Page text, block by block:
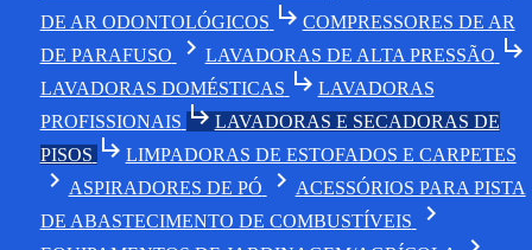
DE AR ODONTOLÓGICOS subdirectory_arrow_right COMPRESSORES DE AR
DE PARAFUSO
chevron_right LAVADORAS DE ALTA PRESSÃO subdirectory_arrow_right
LAVADORAS DOMÉSTICAS subdirectory_arrow_right LAVADORAS
PROFISSIONAIS subdirectory_arrow_rightLAVADORAS E SECADORAS DE
PISOS subdirectory_arrow_right LIMPADORAS DE ESTOFADOS E CARPETES
chevron_right ASPIRADORES DE PÓ chevron_right ACESSÓRIOS PARA PISTA
DE ABASTECIMENTO DE COMBUSTÍVEIS
chevron_right